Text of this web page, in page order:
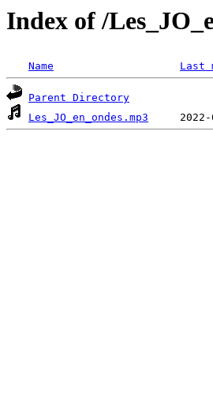
Index of /
Name Last
Parent Directory
Les_JO_en_ondes.mp3